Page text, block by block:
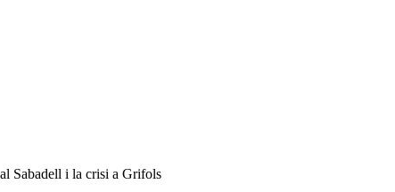
Sabadell i la crisi a Grifols